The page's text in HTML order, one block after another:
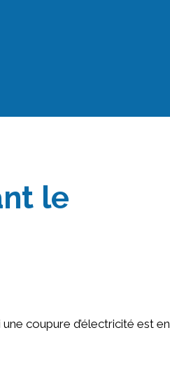
le
coupure d’électricité est en